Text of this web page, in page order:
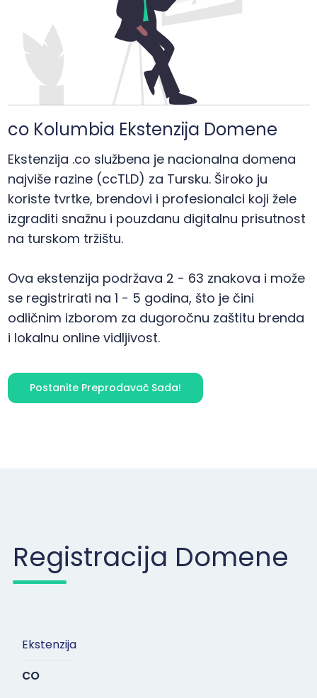
co Kolumbia Ekstenzija Domene
Ekstenzija .co službena je nacionalna domena
najviše razine (ccTLD) za Tursku. Široko ju
koriste tvrtke, brendovi i profesionalci koji žele
izgraditi snažnu i pouzdanu digitalnu prisutnost
na turskom tržištu.
Ova ekstenzija podržava 2 - 63 znakova i može
se registrirati na 1 - 5 godina, što je čini
odličnim izborom za dugoročnu zaštitu brenda
i lokalnu online vidljivost.
Postanite Preprodavač Sada!
Registracija Domene
Ekstenzija
co